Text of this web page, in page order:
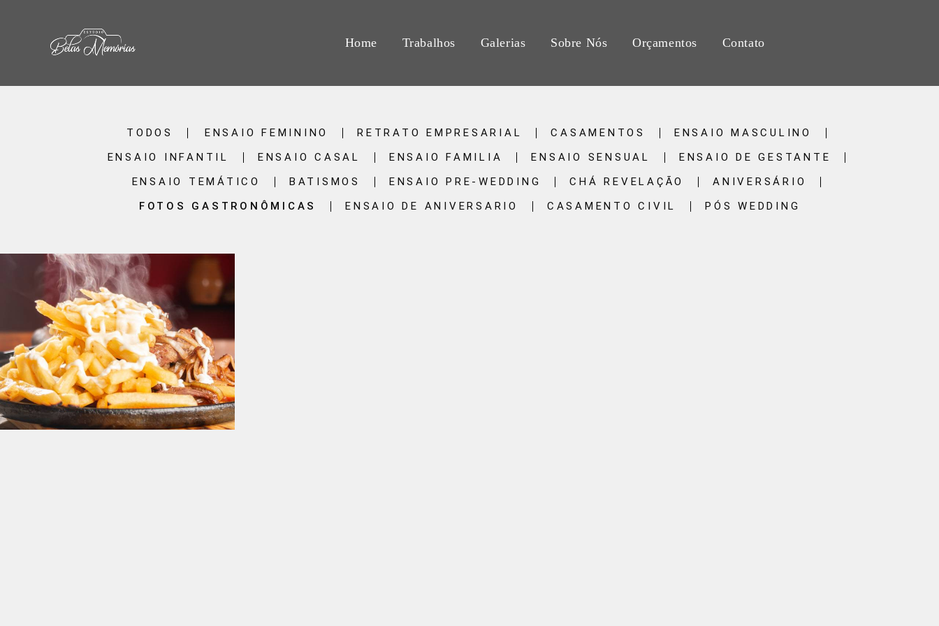
Home Trabalhos Galerias Sobre Nós Orçamentos Contato
TODOS ENSAIO FEMININO RETRATO EMPRESARIAL CASAMENTOS
ENSAIO MASCULINO
ENSAIO INFANTIL
ENSAIO CASAL ENSAIO FAMILIA ENSAIO SENSUAL
ENSAIO DE GESTANTE
ENSAIO TEMÁTICO
BATISMOS ENSAIO PRE-WEDDING CHÁ REVELAÇÃO
ANIVERSÁRIO
FOTOS GASTRONÔMICAS
ENSAIO DE ANIVERSARIO CASAMENTO CIVIL PÓS WEDDING
369 0